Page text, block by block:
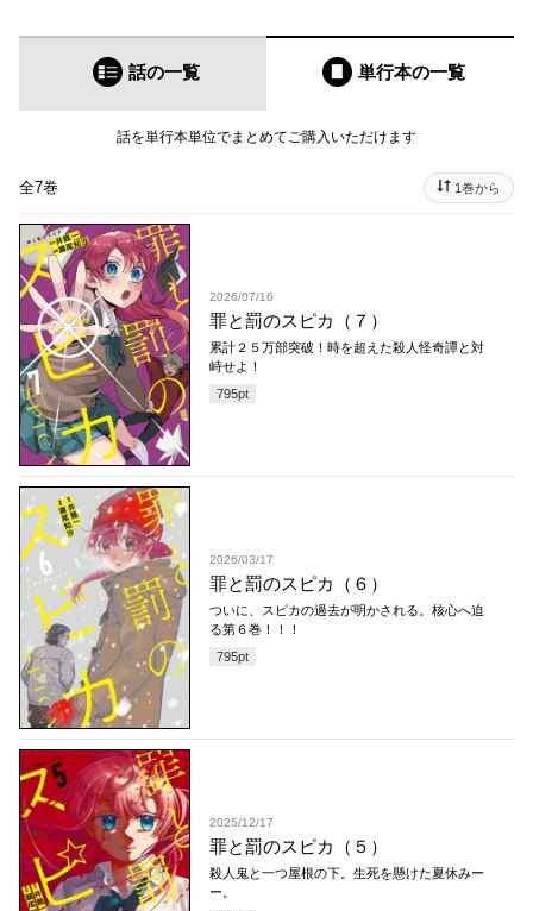
話の一覧 単行本の一覧
話を単行本単位でまとめてご購入いただけます
全7巻 1巻から
2026/07/16
罪と罰のスピカ（７）
累計２５万部突破！時を超えた殺人怪奇譚と対
峙せよ！
795pt
2026/03/17
罪と罰のスピカ（６）
ついに、スピカの過去が明かされる。核心へ迫
る第６巻！！！
795pt
2025/12/17
罪と罰のスピカ（５）
殺人鬼と一つ屋根の下。生死を懸けた夏休みー
ー。